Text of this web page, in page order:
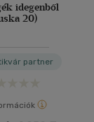
idegenből
20)
partner